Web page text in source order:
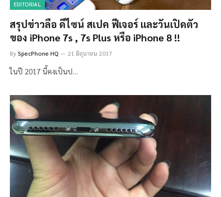
EDITORIAL
สรุปข่าวลือ ดีไซน์ สเปค ฟีเจอร์ และวันเปิดตัว
ของ iPhone 7s , 7s Plus หรือ iPhone 8 !!
BySpecPhone HQ 21 มิถุนายน 2017
ในปี 2017 นี้คงเป็นป…